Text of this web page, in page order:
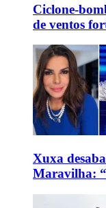
Ciclone-
de ventos
Xuxa
Maravilha: